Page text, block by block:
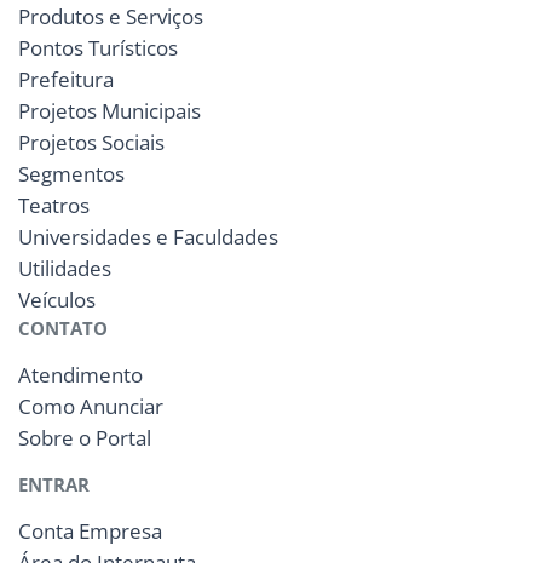
Produtos e Serviços
Pontos Turísticos
Prefeitura
Projetos Municipais
Projetos Sociais
Segmentos
Teatros
Universidades e Faculdades
Utilidades
Veículos
CONTATO
Atendimento
Como Anunciar
Sobre o Portal
ENTRAR
Conta Empresa